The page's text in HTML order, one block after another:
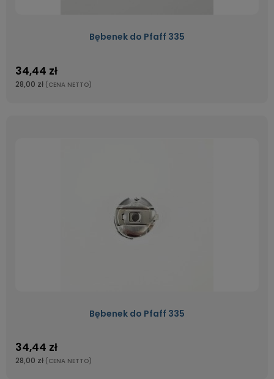
Bębenek do Pfaff 335
34,44 zł
28,00 zł (CENA NETTO)
Bębenek do Pfaff 335
34,44 zł
28,00 zł (CENA NETTO)